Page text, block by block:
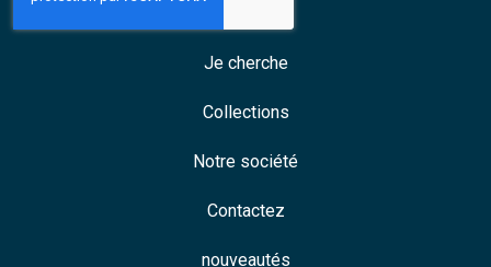
Je cherche
Collections
Notre société
Contactez
nouveautés